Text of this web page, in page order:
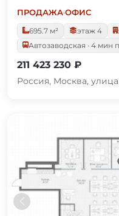
ПРОДАЖА·ОФИС
695.7 м²
этаж 4
Автозаводская · 4 мин
211 423 230 ₽
Россия, Москва,